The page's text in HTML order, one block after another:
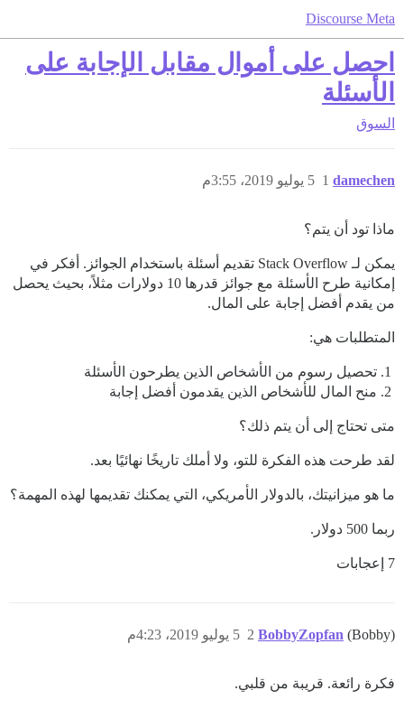
Discourse Meta
احصل على أموال مقابل الإجابة على
الأسئلة
السوق
damechen 5 يوليو 2019، 3:55م 1
ماذا تود أن يتم؟
يمكن لـ Stack Overflow تقديم أسئلة باستخدام الجوائز. أفكر في
إمكانية طرح الأسئلة مع جوائز قدرها 10 دولارات مثلاً، بحيث يحصل
من يقدم أفضل إجابة على المال.
المتطلبات هي:
تحصيل رسوم من الأشخاص الذين يطرحون الأسئلة
منح المال للأشخاص الذين يقدمون أفضل إجابة
متى تحتاج إلى أن يتم ذلك؟
لقد طرحت هذه الفكرة للتو، ولا أملك تاريخًا نهائيًا بعد.
ما هو ميزانيتك، بالدولار الأمريكي، التي يمكنك تقديمها لهذه المهمة؟
ربما 500 دولار.
7 إعجابات
BobbyZopfan (Bobby) 5 يوليو 2019، 4:23م 2
فكرة رائعة. قريبة من قلبي.